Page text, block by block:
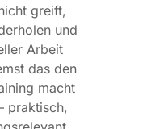
greift,
und
Arbeit
das den
macht
praktisch,